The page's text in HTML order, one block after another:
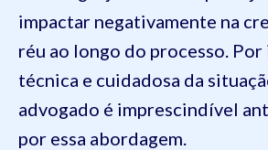
impactar negativamente na
réu ao longo do processo. Por
técnica e cuidadosa da
advogado é imprescindível
por essa abordagem.